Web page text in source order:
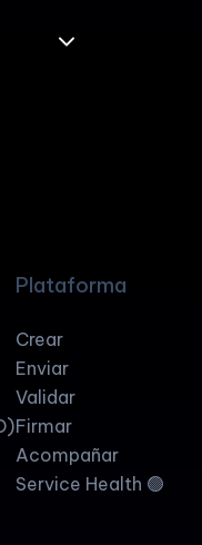
Plataforma
Crear
Enviar
Validar
Firmar
Acompañar
Service Health 🟢